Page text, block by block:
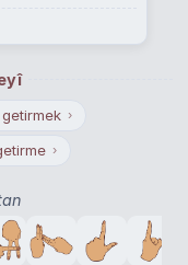
getirmek ›
›